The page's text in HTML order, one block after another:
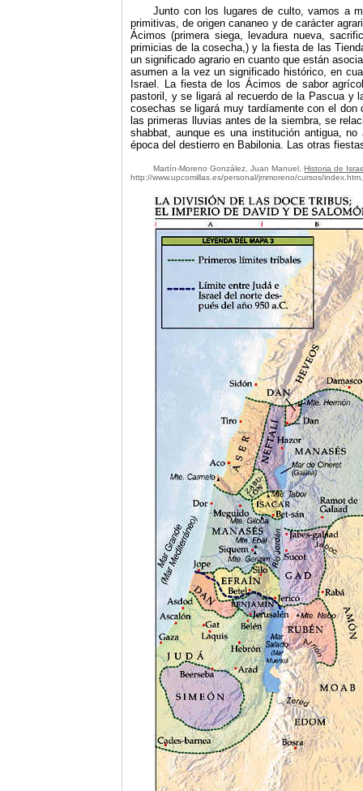
Junto con los lugares de culto, vamos a
primitivas, de origen cananeo y de carácter
Ácimos (primera siega, levadura nueva,
primicias de la cosecha,) y la fiesta de las
un significado agrario en cuanto que están
asumen a la vez un significado histórico, en
Israel. La fiesta de los Ácimos de sabor
pastoril, y se ligará al recuerdo de la Pascua y
cosechas se ligará muy tardíamente con el
las primeras lluvias antes de la siembra, se
shabbat, aunque es una institución antigua,
época del destierro en Babilonia. Las otras
Martín-Moreno González, Juan Manuel ,Historia de
http://www.upcomillas.es/personal/jmmoreno/cursos/index.htm